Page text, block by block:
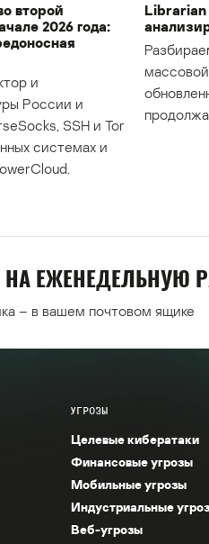
второй
2026 года:
и
России и
SSH и Tor
системах и
Librarian
ЕЖЕНЕДЕЛЬНУЮ
– в вашем почтовом ящике
УГРОЗЫ
Целевые кибератаки
Финансовые угрозы
Мобильные угрозы
Индустриальные
Веб-угрозы